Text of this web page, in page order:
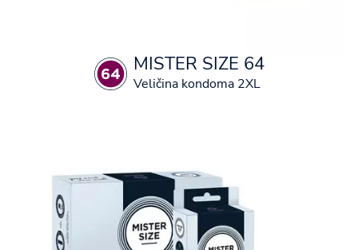
MISTER SIZE 64
Veličina kondoma 2XL